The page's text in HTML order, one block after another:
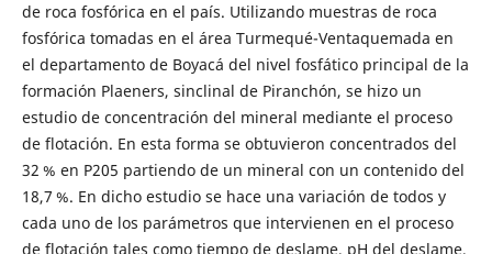
de roca fosfórica en el país. Utilizando muestras de roca
fosfórica tomadas en el área Turmequé-Ventaquemada en
el departamento de Boyacá del nivel fosfático principal de la
formación Plaeners, sinclinal de Piranchón, se hizo un
estudio de concentración del mineral mediante el proceso
de flotación. En esta forma se obtuvieron concentrados del
32 % en P205 partiendo de un mineral con un contenido del
18,7 %. En dicho estudio se hace una variación de todos y
cada uno de los parámetros que intervienen en el proceso
de flotación tales como tiempo de deslame, pH del deslame,